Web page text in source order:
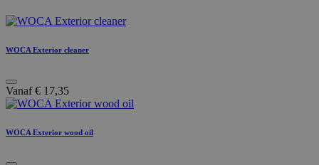
WOCA Exterior cleaner
Vanaf€ 17,35
WOCA Exterior wood oil